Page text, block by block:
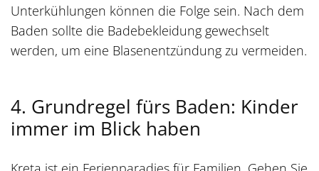
Unterkühlungen können die Folge sein. Nach dem
Baden sollte die Badebekleidung gewechselt
werden, um eine Blasenentzündung zu vermeiden.
4. Grundregel fürs Baden: Kinder
immer im Blick haben